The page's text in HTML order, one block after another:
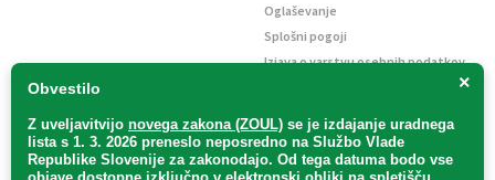
×
Obvestilo
Z uveljavitvijo novega zakona (ZOUL) se je izdajanje uradnega
lista s 1. 3. 2026 preneslo neposredno na Službo Vlade
Republike Slovenije za zakonodajo. Od tega datuma bodo vse
Oglaševanje
Splošni pogoji
Izjava o varstvu osebnih podatkov